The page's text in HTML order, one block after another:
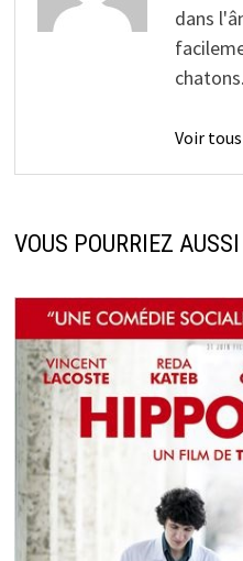
dans
chatons.
Voir
VOUS POURRIEZ